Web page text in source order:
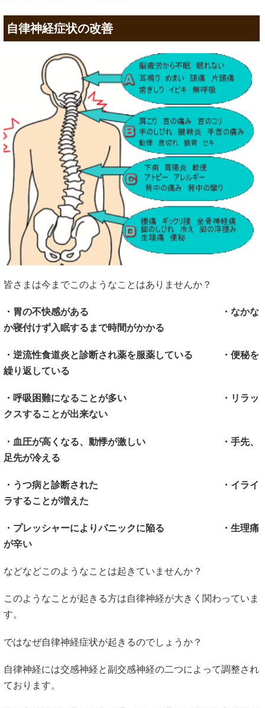
自律神経症状の改善
皆さまは今までこのようなことはありませんか？
・胃の不快感がある ・なかな
か寝付けず入眠するまで時間がかかる
・逆流性食道炎と診断され薬を服薬している ・便秘を
繰り返している
・呼吸困難になることが多い ・リラッ
クスすることが出来ない
・血圧が高くなる、動悸が激しい ・手先、
足先が冷える
・うつ病と診断された ・イライ
ラすることが増えた
・プレッシャーによりパニックに陥る ・生理痛
が辛い
などなどこのようなことは起きていませんか？
このようなことが起きる方は自律神経が大きく関わっていま
す。
ではなぜ自律神経症状が起きるのでしょうか？
自律神経には交感神経と副交感神経の二つによって調整され
ております。